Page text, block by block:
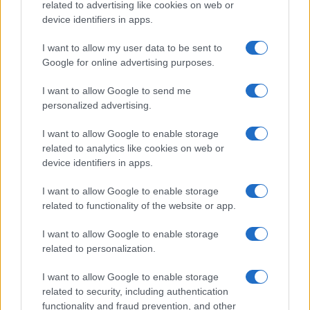
related to advertising like cookies on web or
device identifiers in apps.
I want to allow my user data to be sent to
Google for online advertising purposes.
I want to allow Google to send me
personalized advertising.
I want to allow Google to enable storage
related to analytics like cookies on web or
device identifiers in apps.
I want to allow Google to enable storage
related to functionality of the website or app.
I want to allow Google to enable storage
related to personalization.
I want to allow Google to enable storage
related to security, including authentication
functionality and fraud prevention, and other